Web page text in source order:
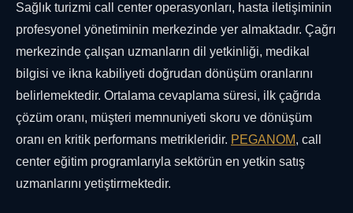
Sağlık turizmi call center operasyonları, hasta iletişiminin
profesyonel yönetiminin merkezinde yer almaktadır. Çağrı
merkezinde çalışan uzmanların dil yetkinliği, medikal
bilgisi ve ikna kabiliyeti doğrudan dönüşüm oranlarını
belirlemektedir. Ortalama cevaplama süresi, ilk çağrıda
çözüm oranı, müşteri memnuniyeti skoru ve dönüşüm
oranı en kritik performans metrikleridir. PEGANOM, call
center eğitim programlarıyla sektörün en yetkin satış
uzmanlarını yetiştirmektedir.